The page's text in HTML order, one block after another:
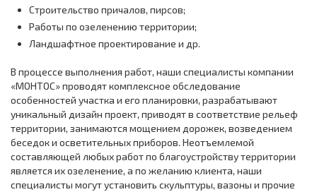
Строительство причалов, пирсов;
Работы по озеленению территории;
Ландшафтное проектирование и др.
В процессе выполнения работ, наши специалисты компании
«МОНТОС» проводят комплексное обследование
особенностей участка и его планировки, разрабатывают
уникальный дизайн проект, приводят в соответствие рельеф
территории, занимаются мощением дорожек, возведением
беседок и осветительных приборов. Неотъемлемой
составляющей любых работ по благоустройству территории
является их озеленение, а по желанию клиента, наши
специалисты могут установить скульптуры, вазоны и прочие